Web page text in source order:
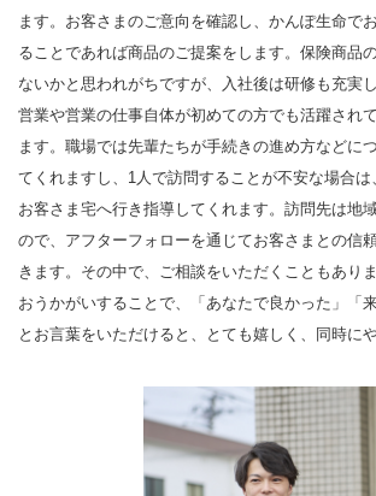
ます。お客さまのご意向を確認し、かんぽ生命で
ることであれば商品のご提案をします。保険商品
ないかと思われがちですが、入社後は研修も充実
営業や営業の仕事自体が初めての方でも活躍され
ます。職場では先輩たちが手続きの進め方などに
てくれますし、1人で訪問することが不安な場合は
お客さま宅へ行き指導してくれます。訪問先は地
ので、アフターフォローを通じてお客さまとの信
きます。その中で、ご相談をいただくこともあり
おうかがいすることで、「あなたで良かった」「
とお言葉をいただけると、とても嬉しく、同時に